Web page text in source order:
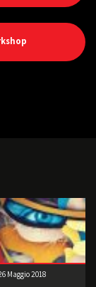
Maggio 2018